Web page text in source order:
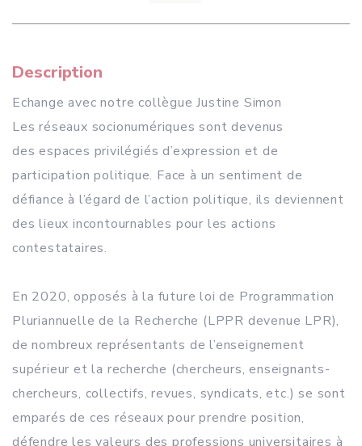
Description
Echange avec notre collègue Justine Simon
Les réseaux socionumériques sont devenus
des espaces privilégiés d’expression et de
participation politique. Face à un sentiment de
défiance à l’égard de l’action politique, ils deviennent
des lieux incontournables pour les actions
contestataires.
En 2020, opposés à la future loi de Programmation
Pluriannuelle de la Recherche (LPPR devenue LPR),
de nombreux représentants de l’enseignement
supérieur et la recherche (chercheurs, enseignants-
chercheurs, collectifs, revues, syndicats, etc.) se sont
emparés de ces réseaux pour prendre position,
défendre les valeurs des professions universitaires à